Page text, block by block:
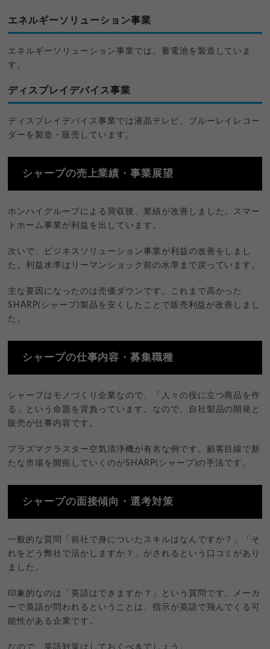
エネルギーソリューション事業
エネルギーソリューション事業では。蓄電池を製造していま
す。
ディスプレイデバイス事業
ディスプレイデバイス事業では液晶テレビ、ブルーレイレコー
ダーを製造・販売しています。
シャープの売上業績・事業展望
ホンハイグループによる買収後、業績が改善しました。スマー
トホーム事業が利益を出しています。
次いで、ビジネスソリューション事業が利益の改善をしまし
た。利益水準はリーマンショック前の水準まで戻っています。
主な要因になったのは売価ダウンです。これまで高かった
SHARP(シャープ)製品を安くしたことで販売利益が改善しまし
た。
シャープの仕事内容・募集職種
シャープはモノづくり企業なので、「人々の役に立つ商品を作
る」という命題を背負っています。なので、自社製品の開発と
販売が仕事内容です。
プラズマクラスター空気清浄機が有名な例です。顧客目線で新
たな市場を開拓していくのがSHARP(シャープ)の手法です。
シャープの面接傾向・選考対策
一般的な質問「前社で身についたスキルはなんですか？」「そ
れをどう弊社で活かしますか？」がされるという口コミがあり
ました。
印象的なのは「英語はできますか？」という質問です。メーカ
ーで英語が問われるということは、指示が英語で飛んでくる可
能性がある企業です。
なので、英語対策はしておくべきでしょう。